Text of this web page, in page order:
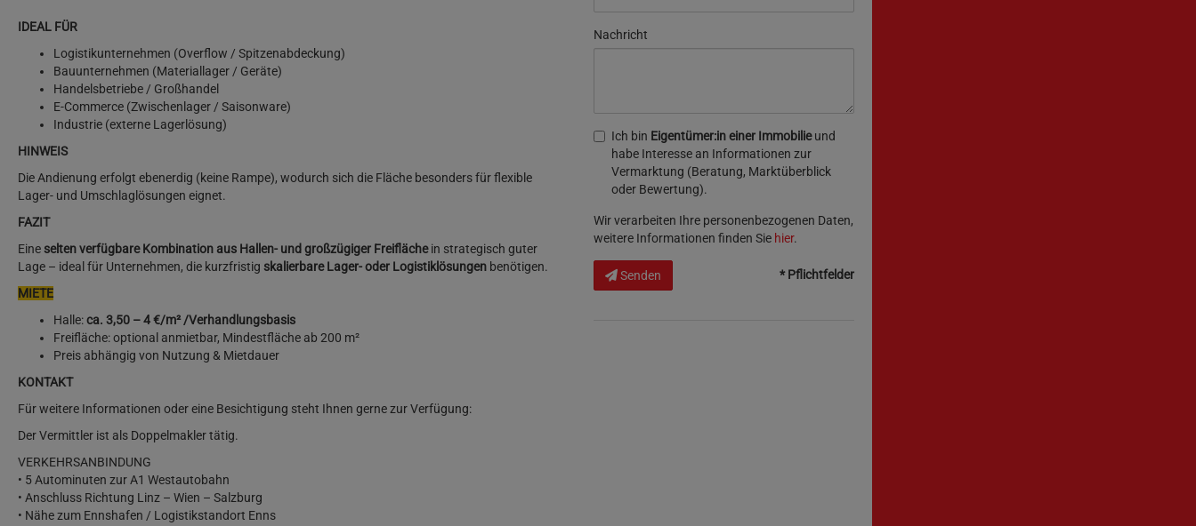
IDEAL FÜR
Logistikunternehmen (Overflow / Spitzenabdeckung)
Bauunternehmen (Materiallager / Geräte)
Handelsbetriebe / Großhandel
E-Commerce (Zwischenlager / Saisonware)
Industrie (externe Lagerlösung)
HINWEIS
Die Andienung erfolgt ebenerdig (keine Rampe), wodurch sich die Fläche besonders für flexible
Lager- und Umschlaglösungen eignet.
FAZIT
Eineselten verfügbare Kombination aus Hallen- und großzügiger Freiflächein strategisch guter
Lage – ideal für Unternehmen, die kurzfristig skalierbare Lager- oder Logistiklösungen benötigen.
MIETE
Halle:ca. 3,50 – 4 €/m² /Verhandlungsbasis
Freifläche: optional anmietbar, Mindestfläche ab 200 m²
Preis abhängig von Nutzung & Mietdauer
KONTAKT
Für weitere Informationen oder eine Besichtigung steht Ihnen gerne zur Verfügung:
Der Vermittler ist als Doppelmakler tätig.
VERKEHRSANBINDUNG
• 5 Autominuten zur A1 Westautobahn
• Anschluss Richtung Linz – Wien – Salzburg
• Nähe zum Ennshafen / Logistikstandort Enns
Nachricht
Ich bin Eigentümer:in einer Immobilieund
habe Interesse an Informationen zur
Vermarktung (Beratung, Marktüberblick
oder Bewertung).
Wir verarbeiten Ihre personenbezogenen Daten,
weitere Informationen finden Sie hier.
Senden * Pflichtfelder